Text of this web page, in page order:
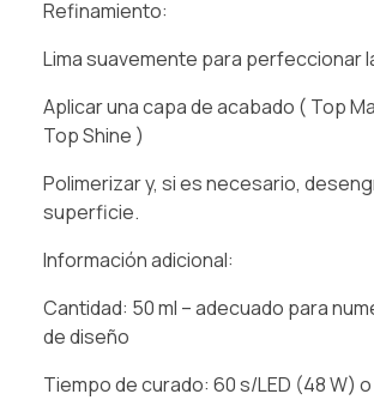
Refinamiento:
Lima suavemente para perfeccionar
Aplicar una capa de acabado ( Top
Top Shine )
Polimerizar y, si es necesario,
superficie.
Información adicional:
Cantidad: 50 ml – adecuado para
de diseño
Tiempo de curado: 60 s/LED (48 W) o